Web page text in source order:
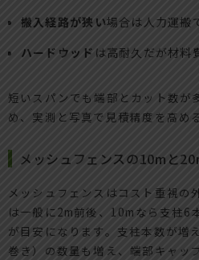
搬入経路が狭い場合は人力運搬
ハードウッド は高耐久だが材料
短いスパンでも端部とカット数が
め、実測と写真で見積精度を高め
メッシュフェンスの10mと
メッシュフェンスはコスト重視の
は一般に2m前後、10mなら支柱6
が目安になります。支柱本数が増
巻き）の数量も増え、端部キャッ